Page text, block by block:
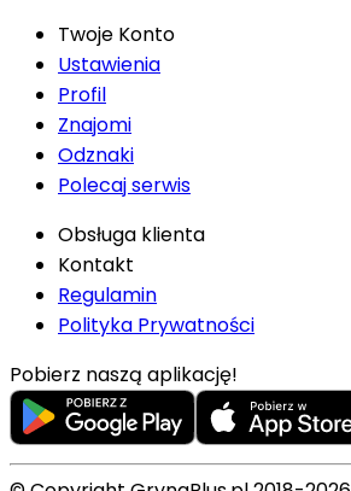
Twoje Konto
Ustawienia
Profil
Znajomi
Odznaki
Polecaj serwis
Obsługa klienta
Kontakt
Regulamin
Polityka Prywatności
Pobierz naszą aplikację!